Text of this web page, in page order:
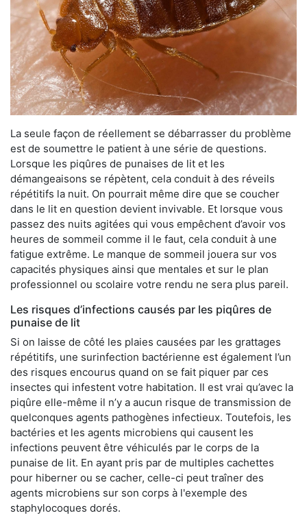
La seule façon de réellement se débarrasser du problème
est de soumettre le patient à une série de questions.
Lorsque les piqûres de punaises de lit et les
démangeaisons se répètent, cela conduit à des réveils
répétitifs la nuit. On pourrait même dire que se coucher
dans le lit en question devient invivable. Et lorsque vous
passez des nuits agitées qui vous empêchent d’avoir vos
heures de sommeil comme il le faut, cela conduit à une
fatigue extrême. Le manque de sommeil jouera sur vos
capacités physiques ainsi que mentales et sur le plan
professionnel ou scolaire votre rendu ne sera plus pareil.
Les risques d’infections causés par les piqûres de
punaise de lit
Si on laisse de côté les plaies causées par les grattages
répétitifs, une surinfection bactérienne est également l’un
des risques encourus quand on se fait piquer par ces
insectes qui infestent votre habitation. Il est vrai qu’avec la
piqûre elle-même il n’y a aucun risque de transmission de
quelconques agents pathogènes infectieux. Toutefois, les
bactéries et les agents microbiens qui causent les
infections peuvent être véhiculés par le corps de la
punaise de lit. En ayant pris par de multiples cachettes
pour hiberner ou se cacher, celle-ci peut traîner des
agents microbiens sur son corps à l'exemple des
staphylocoques dorés.